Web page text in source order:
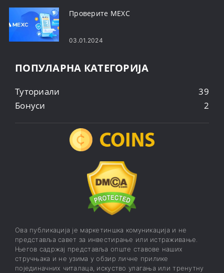
Проверите MEXC
03.01.2024
ПОПУЛАРНА КАТЕГОРИЈА
Туториали
39
Бонуси
2
Ова публикација је маркетиншка комуникација и не
представља савет за инвестирање или истраживање.
Његов садржај представља опште ставове наших
стручњака и не узима у обзир личне прилике
појединачних читалаца, искуство улагања или тренутну